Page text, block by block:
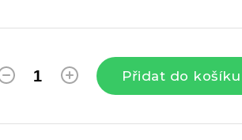
Přidat do košíku